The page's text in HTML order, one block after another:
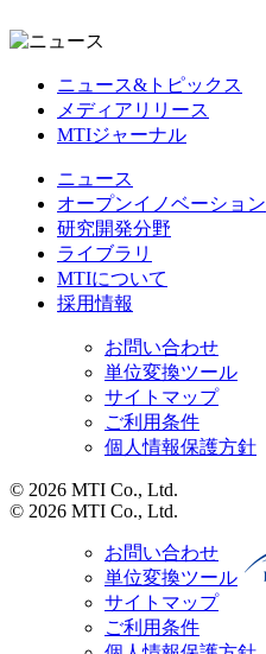
ニュース&トピックス
メディアリリース
MTIジャーナル
ニュース
オープンイノベーション
研究開発分野
ライブラリ
MTIについて
採用情報
お問い合わせ
単位変換ツール
サイトマップ
ご利用条件
個人情報保護方針
© 2026 MTI Co., Ltd.
© 2026 MTI Co., Ltd.
お問い合わせ
単位変換ツール
サイトマップ
ご利用条件